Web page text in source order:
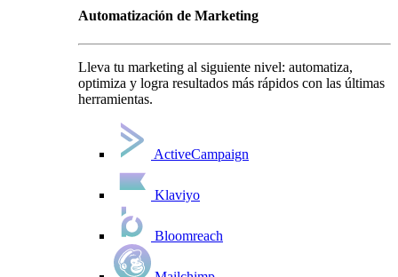
Automatización de Marketing
Lleva tu marketing al siguiente nivel: automatiza,
optimiza y logra resultados más rápidos con las últimas
herramientas.
ActiveCampaign
Klaviyo
Bloomreach